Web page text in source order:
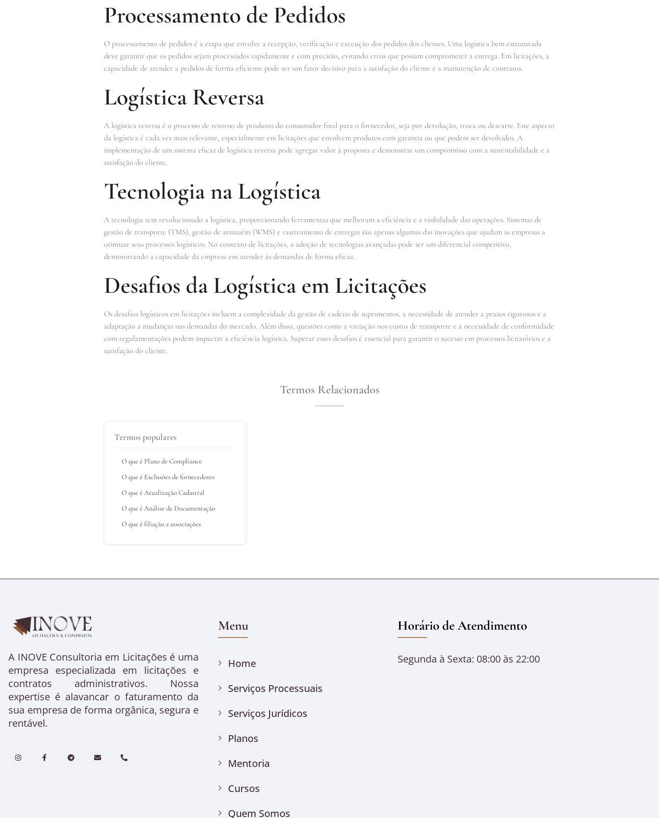
Processamento de Pedidos
O processamento de pedidos é a etapa que envolve a recepção, verificação e execução dos pedidos dos clientes. Uma logística bem estruturada
deve garantir que os pedidos sejam processados rapidamente e com precisão, evitando erros que possam comprometer a entrega. Em licitações, a
capacidade de atender a pedidos de forma eficiente pode ser um fator decisivo para a satisfação do cliente e a manutenção de contratos.
Logística Reversa
A logística reversa é o processo de retorno de produtos do consumidor final para o fornecedor, seja por devolução, troca ou descarte. Este aspecto
da logística é cada vez mais relevante, especialmente em licitações que envolvem produtos com garantia ou que podem ser devolvidos. A
implementação de um sistema eficaz de logística reversa pode agregar valor à proposta e demonstrar um compromisso com a sustentabilidade e a
satisfação do cliente.
Tecnologia na Logística
A tecnologia tem revolucionado a logística, proporcionando ferramentas que melhoram a eficiência e a visibilidade das operações. Sistemas de
gestão de transporte (TMS), gestão de armazém (WMS) e rastreamento de entregas são apenas algumas das inovações que ajudam as empresas a
otimizar seus processos logísticos. No contexto de licitações, a adoção de tecnologias avançadas pode ser um diferencial competitivo,
demonstrando a capacidade da empresa em atender às demandas de forma eficaz.
Desafios da Logística em Licitações
Os desafios logísticos em licitações incluem a complexidade da gestão de cadeias de suprimentos, a necessidade de atender a prazos rigorosos e a
adaptação a mudanças nas demandas do mercado. Além disso, questões como a variação nos custos de transporte e a necessidade de conformidade
com regulamentações podem impactar a eficiência logística. Superar esses desafios é essencial para garantir o sucesso em processos licitatórios e a
satisfação do cliente.
Termos Relacionados
Termos populares
O que é Plano de Compliance
O que é Exclusões de fornecedores
O que é Atualização Cadastral
O que é Análise de Documentação
O que é filiação a associações
A INOVE Consultoria em Licitações é uma
empresa especializada em licitações e
contratos administrativos. Nossa
expertise é alavancar o faturamento da
sua empresa de forma orgânica, segura e
rentável.
Menu
Home
Serviços Processuais
Serviços Jurídicos
Planos
Mentoria
Cursos
Quem Somos
Horário de Atendimento
Segunda à Sexta: 08:00 às 22:00